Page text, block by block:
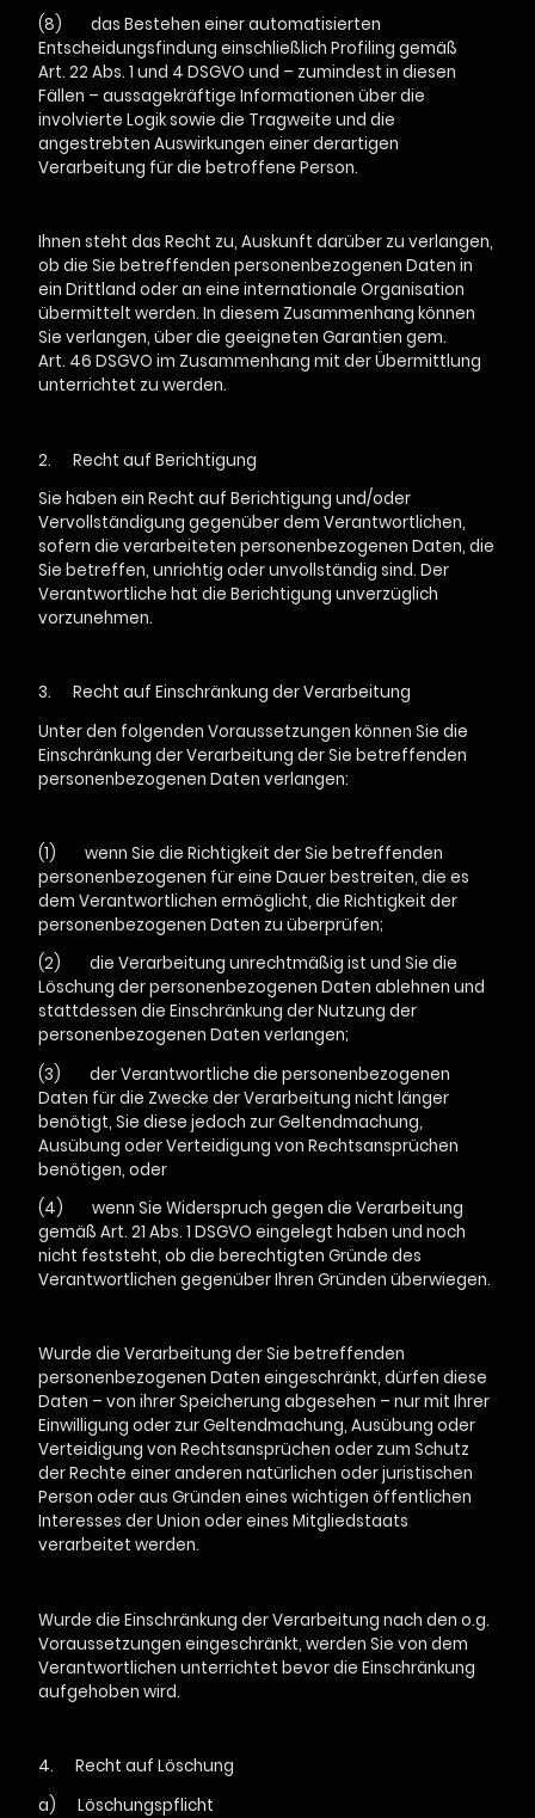
(8) das Bestehen einer automatisierten
Entscheidungsfindung einschließlich Profiling gemäß
Art. 22 Abs. 1 und 4 DSGVO und – zumindest in diesen
Fällen – aussagekräftige Informationen über die
involvierte Logik sowie die Tragweite und die
angestrebten Auswirkungen einer derartigen
Verarbeitung für die betroffene Person.
Ihnen steht das Recht zu, Auskunft darüber zu verlangen,
ob die Sie betreffenden personenbezogenen Daten in
ein Drittland oder an eine internationale Organisation
übermittelt werden. In diesem Zusammenhang können
Sie verlangen, über die geeigneten Garantien gem.
Art. 46 DSGVO im Zusammenhang mit der Übermittlung
unterrichtet zu werden.
2.
Recht auf Berichtigung
Sie haben ein Recht auf Berichtigung und/oder
Vervollständigung gegenüber dem Verantwortlichen,
sofern die verarbeiteten personenbezogenen Daten, die
Sie betreffen, unrichtig oder unvollständig sind. Der
Verantwortliche hat die Berichtigung unverzüglich
vorzunehmen.
3.
Recht auf Einschränkung der Verarbeitung
Unter den folgenden Voraussetzungen können Sie die
Einschränkung der Verarbeitung der Sie betreffenden
personenbezogenen Daten verlangen:
(1) wenn Sie die Richtigkeit der Sie betreffenden
personenbezogenen für eine Dauer bestreiten, die es
dem Verantwortlichen ermöglicht, die Richtigkeit der
personenbezogenen Daten zu überprüfen;
(2) die Verarbeitung unrechtmäßig ist und Sie die
Löschung der personenbezogenen Daten ablehnen und
stattdessen die Einschränkung der Nutzung der
personenbezogenen Daten verlangen;
(3) der Verantwortliche die personenbezogenen
Daten für die Zwecke der Verarbeitung nicht länger
benötigt, Sie diese jedoch zur Geltendmachung,
Ausübung oder Verteidigung von Rechtsansprüchen
benötigen, oder
(4) wenn Sie Widerspruch gegen die Verarbeitung
gemäß Art. 21 Abs. 1 DSGVO eingelegt haben und noch
nicht feststeht, ob die berechtigten Gründe des
Verantwortlichen gegenüber Ihren Gründen überwiegen.
Wurde die Verarbeitung der Sie betreffenden
personenbezogenen Daten eingeschränkt, dürfen diese
Daten – von ihrer Speicherung abgesehen – nur mit Ihrer
Einwilligung oder zur Geltendmachung, Ausübung oder
Verteidigung von Rechtsansprüchen oder zum Schutz
der Rechte einer anderen natürlichen oder juristischen
Person oder aus Gründen eines wichtigen öffentlichen
Interesses der Union oder eines Mitgliedstaats
verarbeitet werden.
Wurde die Einschränkung der Verarbeitung nach den o.g.
Voraussetzungen eingeschränkt, werden Sie von dem
Verantwortlichen unterrichtet bevor die Einschränkung
aufgehoben wird.
4.
Recht auf Löschung
a)
Löschungspflicht